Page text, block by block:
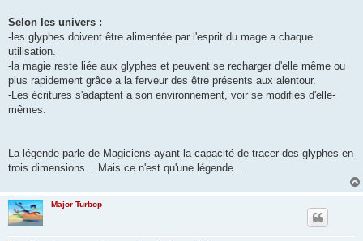
Selon les univers :
-les glyphes doivent être alimentée par l'esprit du mage a chaque
utilisation.
-la magie reste liée aux glyphes et peuvent se recharger d'elle même ou
plus rapidement grâce a la ferveur des être présents aux alentour.
-Les écritures s'adaptent a son environnement, voir se modifies d'elle-
mêmes.
La légende parle de Magiciens ayant la capacité de tracer des glyphes en
trois dimensions... Mais ce n'est qu'une légende...
Major Turbop